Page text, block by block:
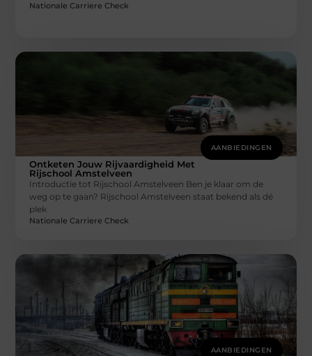
Nationale Carriere Check
AANBIEDINGEN
Ontketen Jouw Rijvaardigheid Met
Rijschool Amstelveen
Introductie tot Rijschool Amstelveen Ben je klaar om de
weg op te gaan? Rijschool Amstelveen staat bekend als dé
plek
Nationale Carriere Check
AANBIEDINGEN